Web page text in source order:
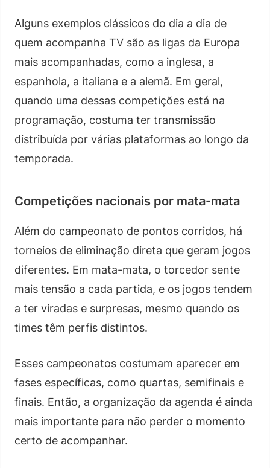
Alguns exemplos clássicos do dia a dia de
quem acompanha TV são as ligas da Europa
mais acompanhadas, como a inglesa, a
espanhola, a italiana e a alemã. Em geral,
quando uma dessas competições está na
programação, costuma ter transmissão
distribuída por várias plataformas ao longo da
temporada.
Competições nacionais por mata-mata
Além do campeonato de pontos corridos, há
torneios de eliminação direta que geram jogos
diferentes. Em mata-mata, o torcedor sente
mais tensão a cada partida, e os jogos tendem
a ter viradas e surpresas, mesmo quando os
times têm perfis distintos.
Esses campeonatos costumam aparecer em
fases específicas, como quartas, semifinais e
finais. Então, a organização da agenda é ainda
mais importante para não perder o momento
certo de acompanhar.